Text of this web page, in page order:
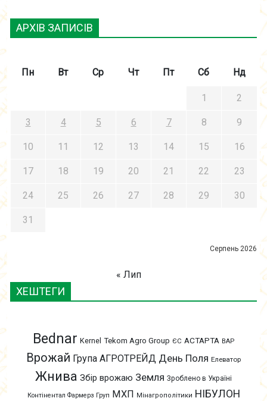
АРХІВ ЗАПИСІВ
Серпень 2026
Пн Вт Ср Чт Пт Сб Нд
1 2
3 4 5 6 7 8 9
10 11 12 13 14 15 16
17 18 19 20 21 22 23
24 25 26 27 28 29 30
31
« Лип
ХЕШТЕГИ
Bednar Kernel Tekom Agro Group ЄС АСТАРТА ВАР
Врожай Група АГРОТРЕЙД День Поля Елеватор
Жнива Збір врожаю Земля Зроблено в Україні
Контінентал Фармерз Груп МХП Мінагрополітики НІБУЛОН